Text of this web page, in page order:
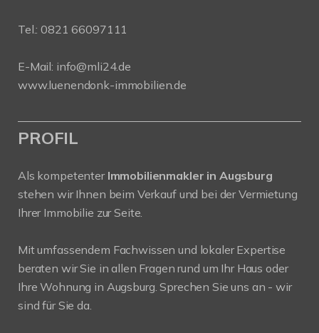
Tel.: 0821 66097111
E-Mail: info@mli24.de
www.luenendonk-immobilien.de
PROFIL
Als kompetenter Immobilienmakler in Augsburg
stehen wir Ihnen beim Verkauf und bei der Vermietung
Ihrer Immobilie zur Seite.
Mit umfassendem Fachwissen und lokaler Expertise
beraten wir Sie in allen Fragen rund um Ihr Haus oder
Ihre Wohnung in Augsburg. Sprechen Sie uns an - wir
sind für Sie da.